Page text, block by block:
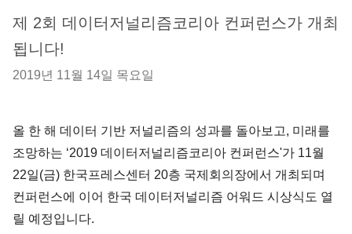
제 2회 데이터저널리즘코리아 컨퍼런스가 개최
됩니다!
2019년 11월 14일 목요일
올 한 해 데이터 기반 저널리즘의 성과를 돌아보고, 미래를
조망하는 ‘2019 데이터저널리즘코리아 컨퍼런스'가 11월
22일(금) 한국프레스센터 20층 국제회의장에서 개최되며
컨퍼런스에 이어 한국 데이터저널리즘 어워드 시상식도 열
릴 예정입니다.